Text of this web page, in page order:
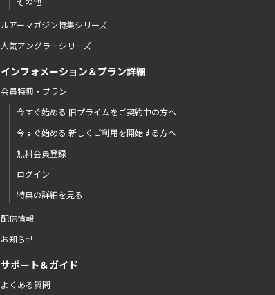
その他
ルアーマガジン特集シリーズ
人気アングラーシリーズ
インフォメーション＆プラン詳細
会員特典・プラン
今すぐ始める 旧プライムをご契約中の方へ
今すぐ始める 新しくご利用を開始する方へ
無料会員登録
ログイン
特典の詳細を見る
配信情報
お知らせ
サポート＆ガイド
よくある質問